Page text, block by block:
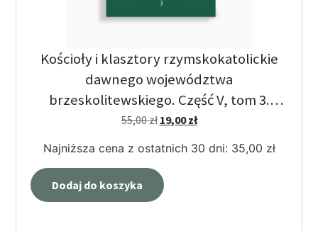
Kościoły i klasztory rzymskokatolickie
dawnego województwa
brzeskolitewskiego. Część V, tom 3.
Materiały do Dziejów Sztuki Sakralnej.
55,00zł 19,00zł
Najniższa cena z ostatnich 30 dni: 35,00 zł
Dodaj do koszyka